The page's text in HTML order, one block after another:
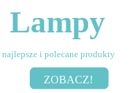
Lampy
najlepsze i polecane produkty
ZOBACZ!